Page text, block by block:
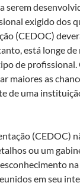
serem
exigido dos
(CEDOC)
está longe
de
maiores as
de uma
(CEDOC)
ou um
em seu